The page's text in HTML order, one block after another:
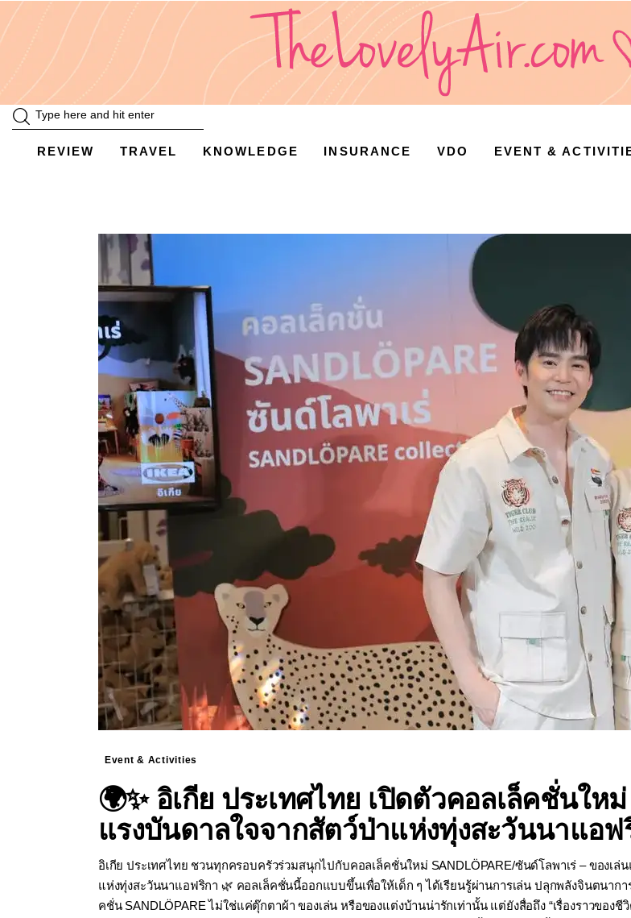
REVIEW TRAVEL KNOWLEDGE INSURANCE VDO EVENT &
Review
Travel
Knowledge
Event & Activities
🌍✨ อิเกีย ประเทศไทย เปิดตัวคอลเล็คชั่นให
แรงบันดาลใจจากสัตว์ป่าแห่งทุ่งสะวันนาแอฟ
อิเกีย ประเทศไทย ชวนทุกครอบครัวร่วมสนุกไปกับคอลเล็คชั่นใหม่ SANDLÖPARE/ซันด์โลพาเร่ – ของเ
แห่งทุ่งสะวันนาแอฟริกา 🌿 คอลเล็คชั่นนี้ออกแบบขึ้นเพื่อให้เด็ก ๆ ได้เรียนรู้ผ่านการเล่น ปลุกพลังจินตนาก
คชั่น SANDLÖPARE ไม่ใช่แค่ตุ๊กตาผ้า ของเล่น หรือของแต่งบ้านน่ารักเท่านั้น แต่ยังสื่อถึง “เรื่องราวของ